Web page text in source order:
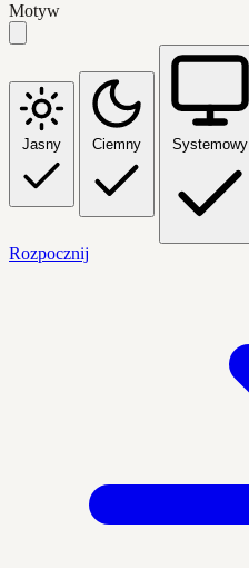
Motyw
Jasny Ciemny Systemowy
Rozpocznij